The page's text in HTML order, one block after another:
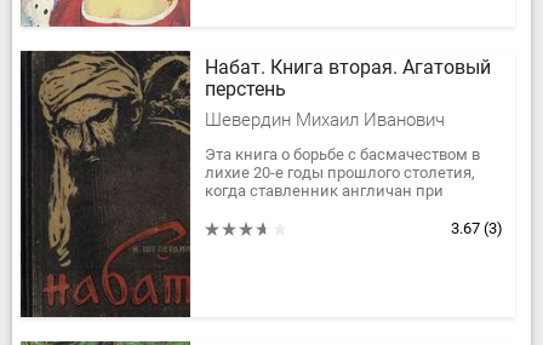
Набат. Книга вторая. Агатовый
перстень
Шевердин Михаил Иванович
Эта книга о борьбе с басмачеством в
лихие 20-е годы прошлого столетия,
когда ставленник англичан при
контрреволюционных сил турецкий
3.67 (3)